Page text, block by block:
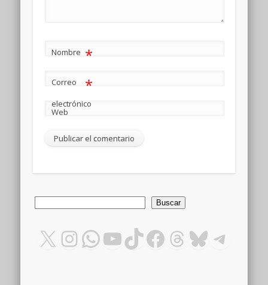
Nombre *
Correo
electrónico
*
Web
Buscar
X Instagram
WhatsApp
YouTube
TikTok
Facebook
Threads
Bluesky